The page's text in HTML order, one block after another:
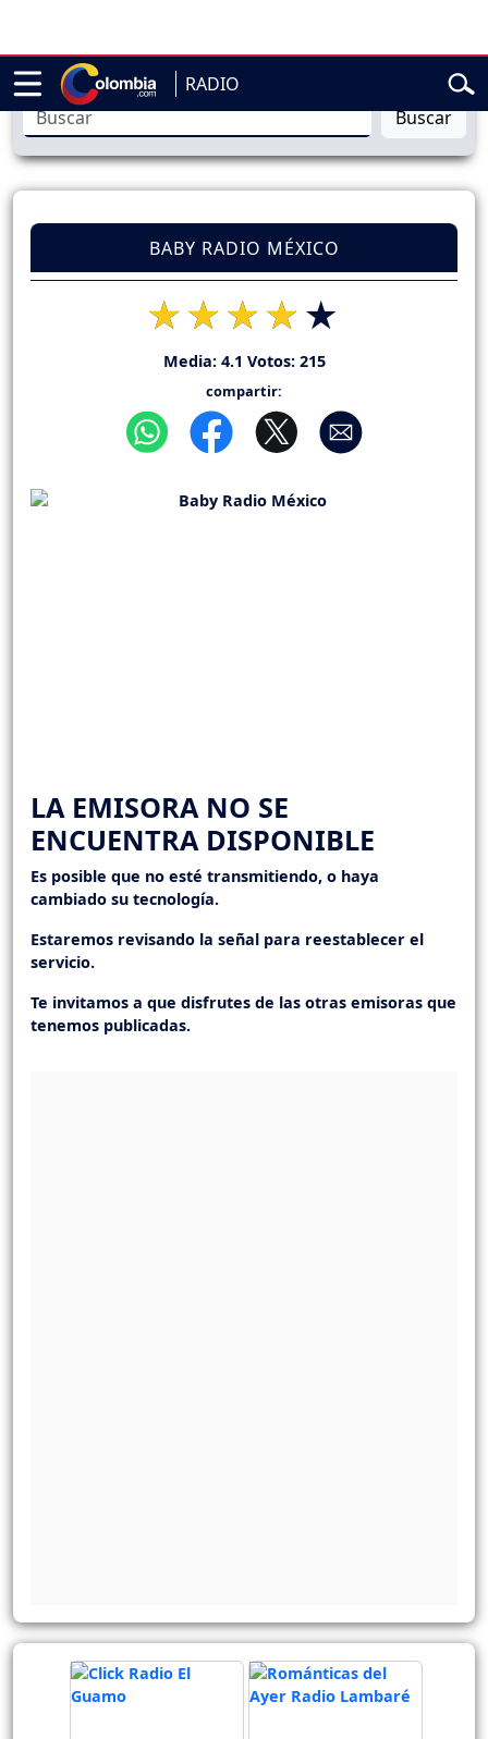
RADIO
de Abelardo de la Espriella
Buscar
BABY RADIO MÉXICO
Media: 4.1 Votos: 215
compartir:
LA EMISORA NO SE
ENCUENTRA DISPONIBLE
Es posible que no esté transmitiendo, o haya
cambiado su tecnología.
Estaremos revisando la señal para reestablecer el
servicio.
Te invitamos a que disfrutes de las otras emisoras que
tenemos publicadas.